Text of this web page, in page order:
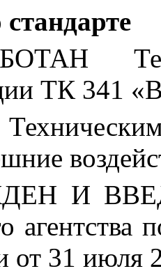
ТК 341
И
агентства
от 31 июля